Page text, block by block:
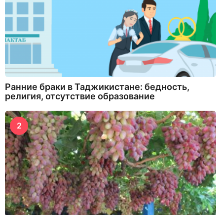
Ранние браки в Таджикистане: бедность,
религия, отсутствие образование
2